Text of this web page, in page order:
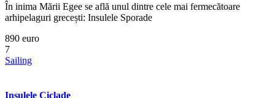
În inima Mării Egee se află unul dintre cele mai fermecătoare
arhipelaguri grecești: Insulele Sporade
890 euro
7
Sailing
Insulele Ciclade